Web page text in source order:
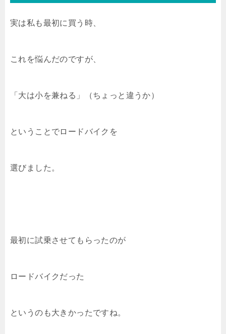
実は私も最初に買う時、
これを悩んだのですが、
「大は小を兼ねる」（ちょっと違うか）
ということでロードバイクを
選びました。
最初に試乗させてもらったのが
ロードバイクだった
というのも大きかったですね。